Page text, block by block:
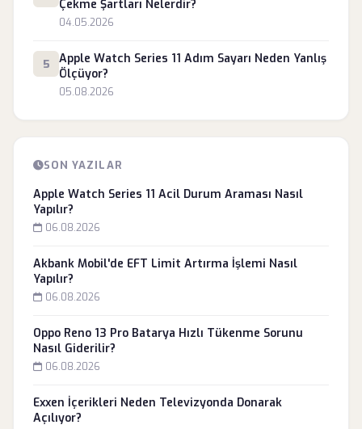
Çekme Şartları Nelerdir?
04.05.2026
5
Apple Watch Series 11 Adım Sayarı Neden Yanlış
Ölçüyor?
05.08.2026
SON YAZILAR
Apple Watch Series 11 Acil Durum Araması Nasıl
Yapılır?
06.08.2026
Akbank Mobil'de EFT Limit Artırma İşlemi Nasıl
Yapılır?
06.08.2026
Oppo Reno 13 Pro Batarya Hızlı Tükenme Sorunu
Nasıl Giderilir?
06.08.2026
Exxen İçerikleri Neden Televizyonda Donarak
Açılıyor?